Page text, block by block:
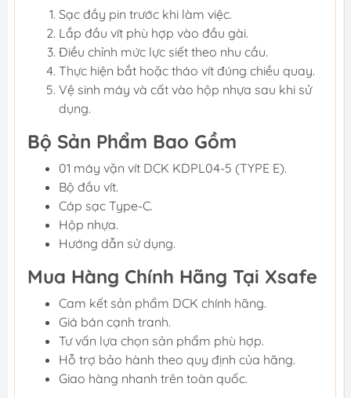
Sạc đầy pin trước khi làm việc.
Lắp đầu vít phù hợp vào đầu gài.
Điều chỉnh mức lực siết theo nhu cầu.
Thực hiện bắt hoặc tháo vít đúng chiều quay.
Vệ sinh máy và cất vào hộp nhựa sau khi sử
dụng.
Bộ Sản Phẩm Bao Gồm
01 máy vặn vít DCK KDPL04-5 (TYPE E).
Bộ đầu vít.
Cáp sạc Type-C.
Hộp nhựa.
Hướng dẫn sử dụng.
Mua Hàng Chính Hãng Tại Xsafe
Cam kết sản phẩm DCK chính hãng.
Giá bán cạnh tranh.
Tư vấn lựa chọn sản phẩm phù hợp.
Hỗ trợ bảo hành theo quy định của hãng.
Giao hàng nhanh trên toàn quốc.